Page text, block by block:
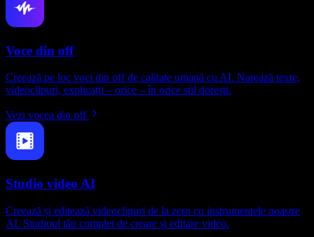
Voce din off
Creează pe loc voci din off de calitate umană cu AI. Narează texte,
videoclipuri, explicații – orice – în orice stil dorești.
Vezi vocea din off
Studio video AI
Creează și editează videoclipuri de la zero cu instrumentele noastre
AI. Studioul tău complet de creare și editare video.